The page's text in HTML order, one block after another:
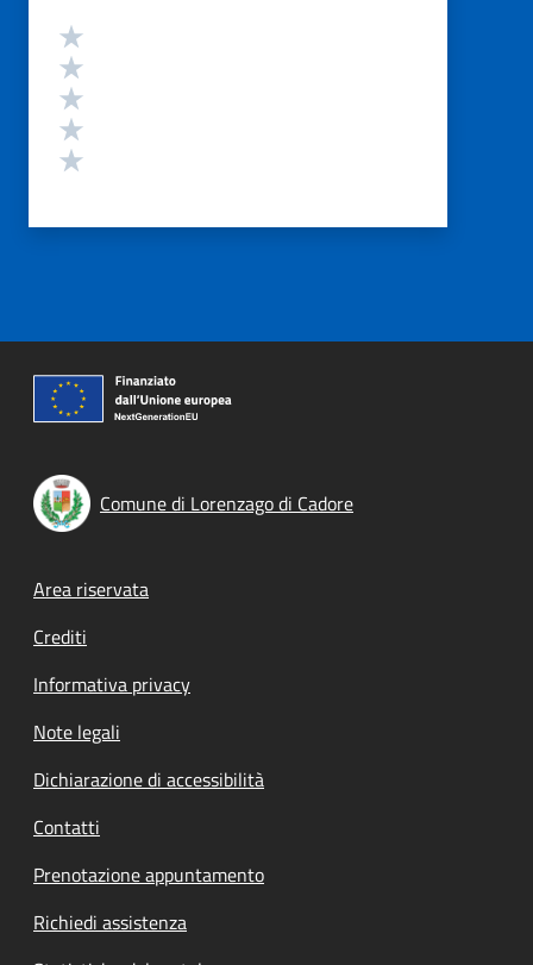
Valutazione
Comune di Lorenzago di Cadore
Footer menu
Area riservata
Crediti
Informativa privacy
Note legali
Dichiarazione di accessibilità
Contatti
Prenotazione appuntamento
Richiedi assistenza